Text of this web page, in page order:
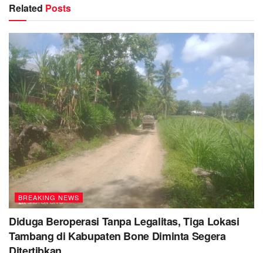
Related Posts
BREAKING NEWS
Diduga Beroperasi Tanpa Legalitas, Tiga Lokasi
Tambang di Kabupaten Bone Diminta Segera